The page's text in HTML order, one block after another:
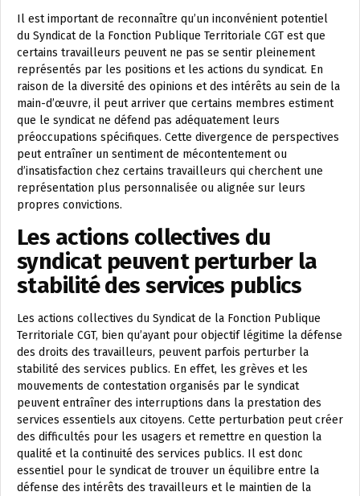
Il est important de reconnaître qu’un inconvénient potentiel
du Syndicat de la Fonction Publique Territoriale CGT est que
certains travailleurs peuvent ne pas se sentir pleinement
représentés par les positions et les actions du syndicat. En
raison de la diversité des opinions et des intérêts au sein de la
main-d’œuvre, il peut arriver que certains membres estiment
que le syndicat ne défend pas adéquatement leurs
préoccupations spécifiques. Cette divergence de perspectives
peut entraîner un sentiment de mécontentement ou
d’insatisfaction chez certains travailleurs qui cherchent une
représentation plus personnalisée ou alignée sur leurs
propres convictions.
Les actions collectives du
syndicat peuvent perturber la
stabilité des services publics
Les actions collectives du Syndicat de la Fonction Publique
Territoriale CGT, bien qu’ayant pour objectif légitime la défense
des droits des travailleurs, peuvent parfois perturber la
stabilité des services publics. En effet, les grèves et les
mouvements de contestation organisés par le syndicat
peuvent entraîner des interruptions dans la prestation des
services essentiels aux citoyens. Cette perturbation peut créer
des difficultés pour les usagers et remettre en question la
qualité et la continuité des services publics. Il est donc
essentiel pour le syndicat de trouver un équilibre entre la
défense des intérêts des travailleurs et le maintien de la